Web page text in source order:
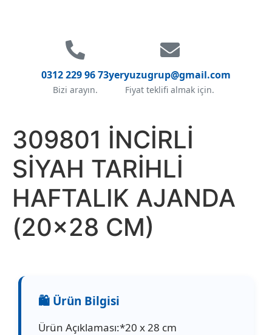
0312 229 96 73
Bizi arayın.
yeryuzugrup@gmail.com
Fiyat teklifi almak için.
309801 İNCİRLİ
SİYAH TARİHLİ
HAFTALIK AJANDA
(20×28 CM)
Ürün Açıklaması:*20 x 28 cm